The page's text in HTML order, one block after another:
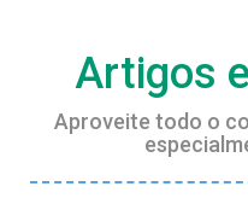
Artigos
Aproveite todo o